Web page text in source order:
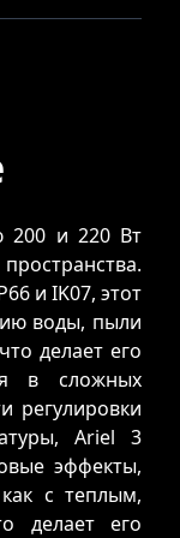
200 и 220 Вт
и IK07, этот
воды, пыли
делает его
в сложных
регулировки
Ariel 3
эффекты,
с теплым,
делает его